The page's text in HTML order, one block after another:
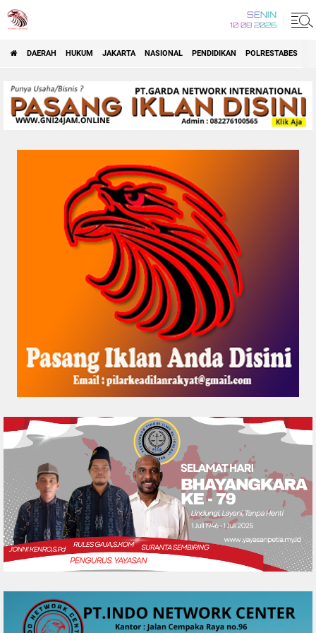
SENIN
10 08 2026
DAERAH HUKUM JAKARTA NASIONAL PENDIDIKAN POLRESTABES